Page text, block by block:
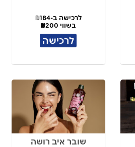
לרכישה ב-₪184
בשווי ₪200
לרכישה
שובר איב רושה